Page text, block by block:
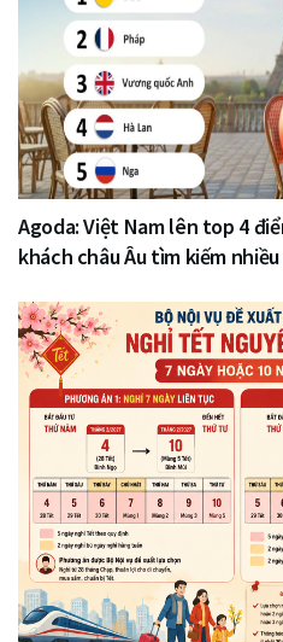
Agoda: Việt Nam lên top 4
khách châu Âu tìm kiếm